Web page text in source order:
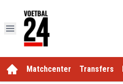
Matchcenter Transfers